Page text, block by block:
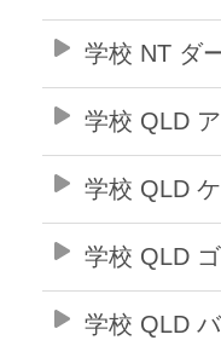
学校 NT ダ
学校 QLD
学校 QLD
学校 QLD
学校 QLD